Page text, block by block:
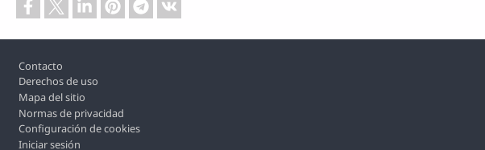
Footer
Contacto
Derechos de uso
Mapa del sitio
Normas de privacidad
Configuración de cookies
Iniciar sesión